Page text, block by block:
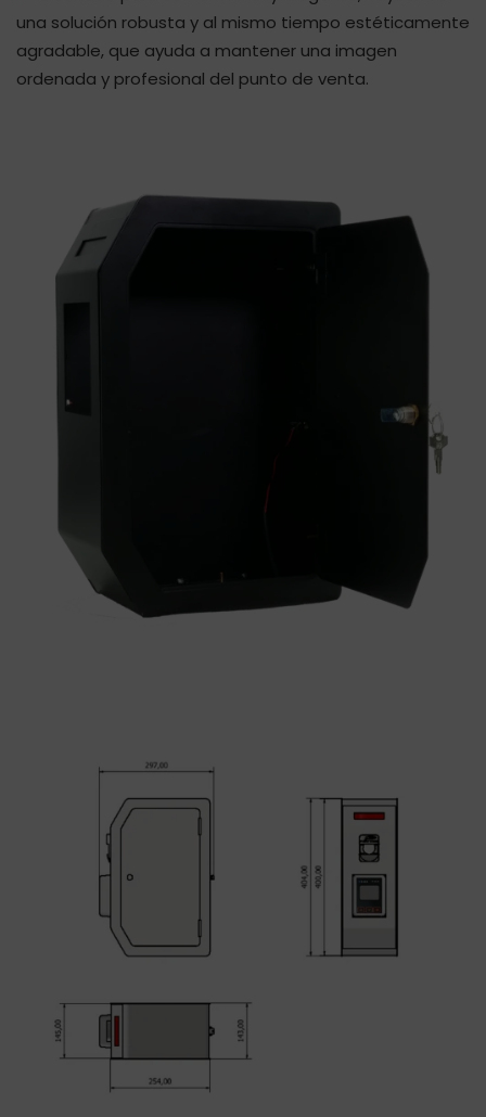
una solución robusta y al mismo tiempo estéticamente
agradable, que ayuda a mantener una imagen
ordenada y profesional del punto de venta.